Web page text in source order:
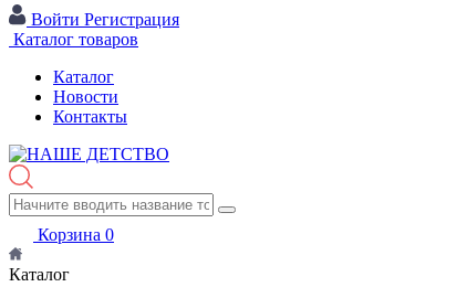
Войти Регистрация
Каталог товаров
Каталог
Новости
Контакты
Корзина 0
Каталог